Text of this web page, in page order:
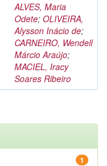
ALVES, Maria
Odete; OLIVEIRA,
Alysson Inácio de;
CARNEIRO, Wendell
Márcio Araújo;
MACIEL, Iracy
Soares Ribeiro
1